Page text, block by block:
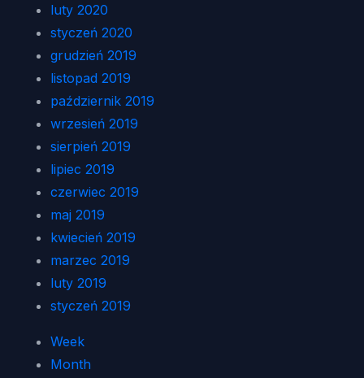
luty 2020
styczeń 2020
grudzień 2019
listopad 2019
październik 2019
wrzesień 2019
sierpień 2019
lipiec 2019
czerwiec 2019
maj 2019
kwiecień 2019
marzec 2019
luty 2019
styczeń 2019
Week
Month